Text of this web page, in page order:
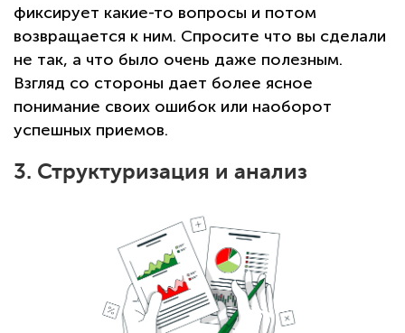
фиксирует какие-то вопросы и потом
возвращается к ним. Спросите что вы сделали
не так, а что было очень даже полезным.
Взгляд со стороны дает более ясное
понимание своих ошибок или наоборот
успешных приемов.
3. Структуризация и анализ